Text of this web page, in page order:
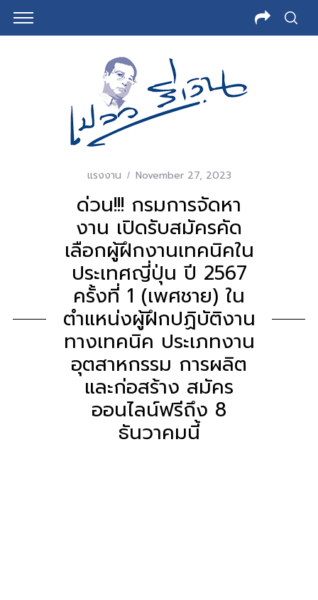
แรงงาน November 27, 2023
ด่วน!!! กรมการจัดหา
งาน เปิดรับสมัครคัด
เลือกผู้ฝึกงานเทคนิคใน
ประเทศญี่ปุ่น ปี 2567
ครั้งที่ 1 (เพศชาย) ใน
ตำแหน่งผู้ฝึกปฏิบัติงาน
ทางเทคนิค ประเภทงาน
อุตสาหกรรม การผลิต
และก่อสร้าง สมัคร
ออนไลน์ฟรีถึง 8
ธันวาคมนี้